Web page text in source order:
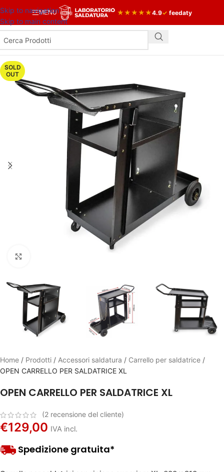
Skip to navigation
Skip to main content
MENU ★★★★★4.9✓ feedaty
SOLD
OUT
Home / Prodotti / Accessori saldatura / Carrello per saldatrice /
OPEN CARRELLO PER SALDATRICE XL
OPEN CARRELLO PER SALDATRICE XL
(2 recensione del cliente)
€129,00 IVA incl.
Spedizione gratuita*